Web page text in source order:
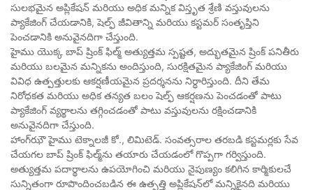
సులభమైన అప్లికేషన్ మరియు అధిక మన్నిక విస్తృత శ్రేణి వస్తువులను
ప్యాకేజింగ్ చేయడానికి, షెల్ఫ్ జీవితాన్ని మరియు కస్టమర్ సంతృప్తిని
పెంచడానికి అనువైనదిగా చేస్తుంది.
హైము యొక్క బాప్ ష్రింక్ ఫిల్మ్ అత్యుత్తమ స్పష్టత, అద్భుతమైన ష్రింక్ పనితీరు
మరియు బలమైన మన్నికను అందిస్తుంది, సురక్షితమైన ప్యాకేజింగ్ మరియు
వివిధ ఉత్పత్తులకు ఆకర్షణీయమైన ప్రదర్శనను నిర్ధారిస్తుంది. దీని తేమ
నిరోధకత మరియు అధిక తన్యత బలం షెల్ఫ్ ఆకర్షణను పెంచడంతో పాటు
ప్యాకేజింగ్ వ్యర్థాలను తగ్గించడంతో పాటు వస్తువులను రక్షించడానికి
అనువైనదిగా చేస్తుంది.
హాంగ్‌ఝౌ హైము టెక్నాలజీ కో., లిమిటెడ్. సంవత్సరాల తరబడి కస్టమర్లకు సేవ
చేయగల బాప్ ష్రింక్ ఫిల్మ్‌ను తయారు చేయడంలో గొప్పగా గర్విస్తుంది.
అత్యుత్తమ పదార్థాలను ఉపయోగించి మరియు నైపుణ్యం కలిగిన కార్మికులచే
సున్నితంగా రూపొందించబడిన ఈ ఉత్పత్తి అప్లికేషన్‌లో మన్నికైనది మరియు